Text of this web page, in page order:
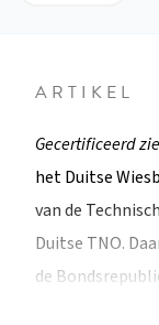
ARTIKEL
Gecertificeerd
het Duitse
van de
Duitse TNO.
de